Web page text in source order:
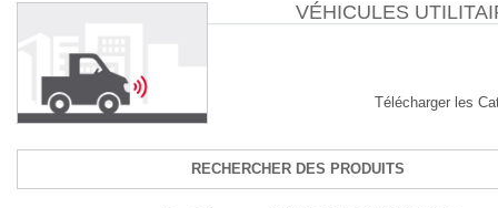
VÉHICULES
Télécharger les
RECHERCHER DES PRODUITS